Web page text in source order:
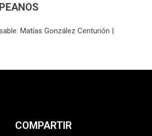
Matías González Centurión |
COMPARTIR